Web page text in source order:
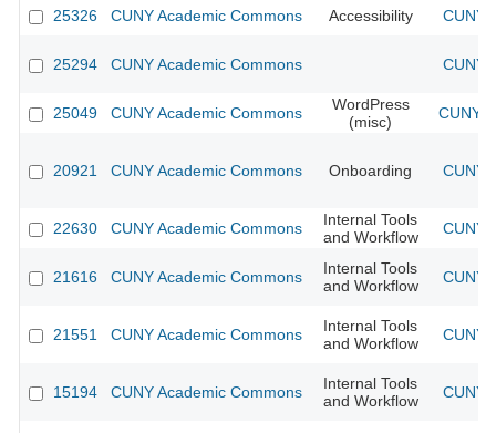
25326 CUNY Academic Commons Accessibility CUNY
25294 CUNY Academic Commons CUNY
25049 CUNY Academic Commons
WordPress
(misc)
CUNY
20921 CUNY Academic Commons Onboarding CUNY
22630 CUNY Academic Commons
Internal Tools
and Workflow
CUNY
21616 CUNY Academic Commons
Internal Tools
and Workflow
CUNY
21551 CUNY Academic Commons
Internal Tools
and Workflow
CUNY
15194 CUNY Academic Commons
Internal Tools
and Workflow
CUNY